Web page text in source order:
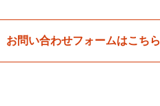
お問い合わせフォームはこちら